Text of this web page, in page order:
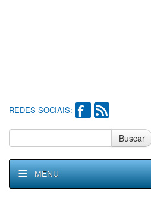
REDES SOCIAIS:
Buscar
MENU